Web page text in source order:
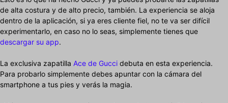
de alta costura y de alto precio, también. La experiencia se aloja
dentro de la aplicación, si ya eres cliente fiel, no te va ser difícil
experimentarlo, en caso no lo seas, simplemente tienes que
descargar su app.
La exclusiva zapatilla Ace de Gucci debuta en esta experiencia.
Para probarlo simplemente debes apuntar con la cámara del
smartphone a tus pies y verás la magia.